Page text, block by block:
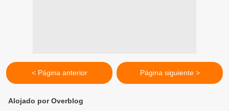
< Página anterior Página siguiente >
Alojado por Overblog